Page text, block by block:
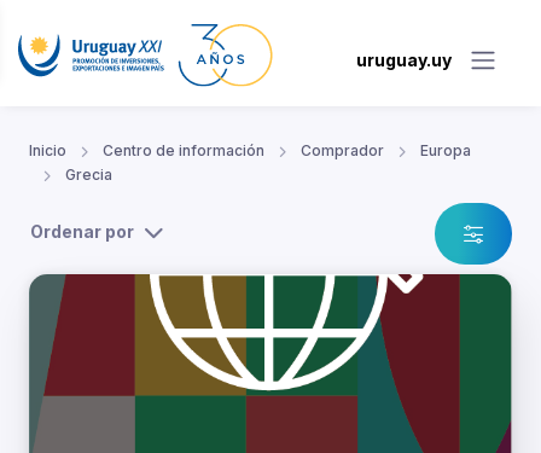
uruguay.uy
Inicio Centro de información Comprador
Europa
Grecia
Ordenar por